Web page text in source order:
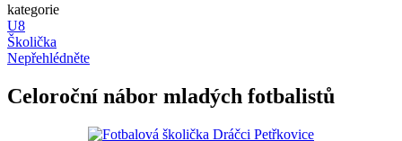
kategorie
U8
Školička
Nepřehlédněte
Celoroční nábor mladých fotbalistů